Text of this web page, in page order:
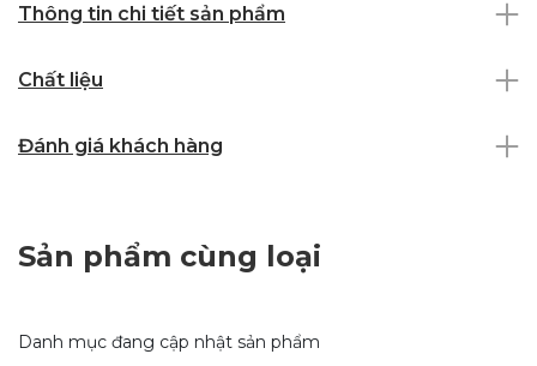
Thông tin chi tiết sản phẩm
Chất liệu
Đánh giá khách hàng
Sản phẩm cùng loại
Danh mục đang cập nhật sản phẩm